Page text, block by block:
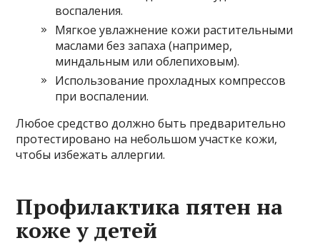
воспаления.
Мягкое увлажнение кожи растительными
маслами без запаха (например,
миндальным или облепиховым).
Использование прохладных компрессов
при воспалении.
Любое средство должно быть предварительно
протестировано на небольшом участке кожи,
чтобы избежать аллергии.
Профилактика пятен на
коже у детей